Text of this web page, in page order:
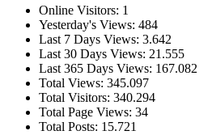
Online Visitors: 1
Yesterday's Views: 484
Last 7 Days Views: 3.642
Last 30 Days Views: 21.555
Last 365 Days Views: 167.082
Total Views: 345.097
Total Visitors: 340.294
Total Page Views: 34
Total Posts: 15.721